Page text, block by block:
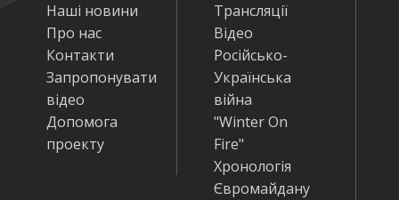
Наші новини
Про нас
Контакти
Запропонувати
відео
Допомога
проекту
Трансляції
Відео
Російсько-
Українська
війна
"Winter On
Fire"
Хронологія
Євромайдану